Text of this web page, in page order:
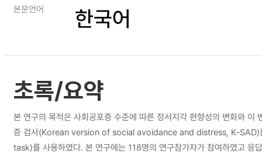
본문언어 한국어
초록/요약
본 연구의 목적은 사회공포증 수준에 따른 정서지각 편향성의 변화와
증 검사(Korean version of social avoidance and distress, K-SAD)
task)를 사용하였다. 본 연구에는 118명의 연구참가자가 참여하였고